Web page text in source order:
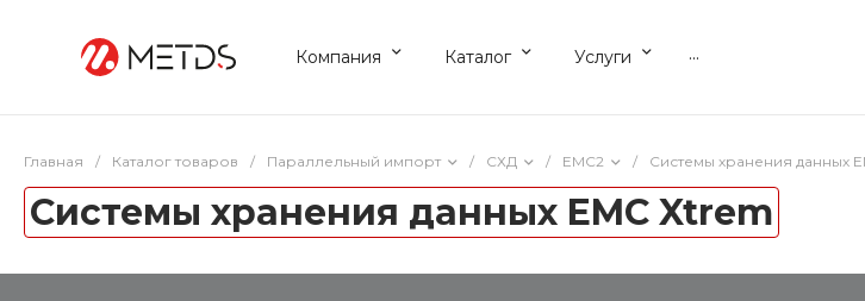
Компания Каталог Услуги ...
Главная / Каталог товаров / Параллельный импорт / СХД / EMC2 / Системы хранения данных
Системы хранения данных EMC Xtrem